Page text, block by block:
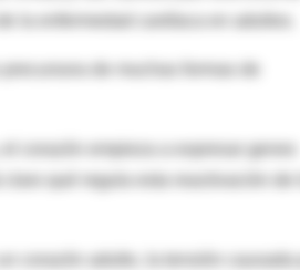
la enfermedad cardíaca en adultos.
corazón empieza a expresar genes
qué regula esta reactivación de
corazón adulto, la tensión causada